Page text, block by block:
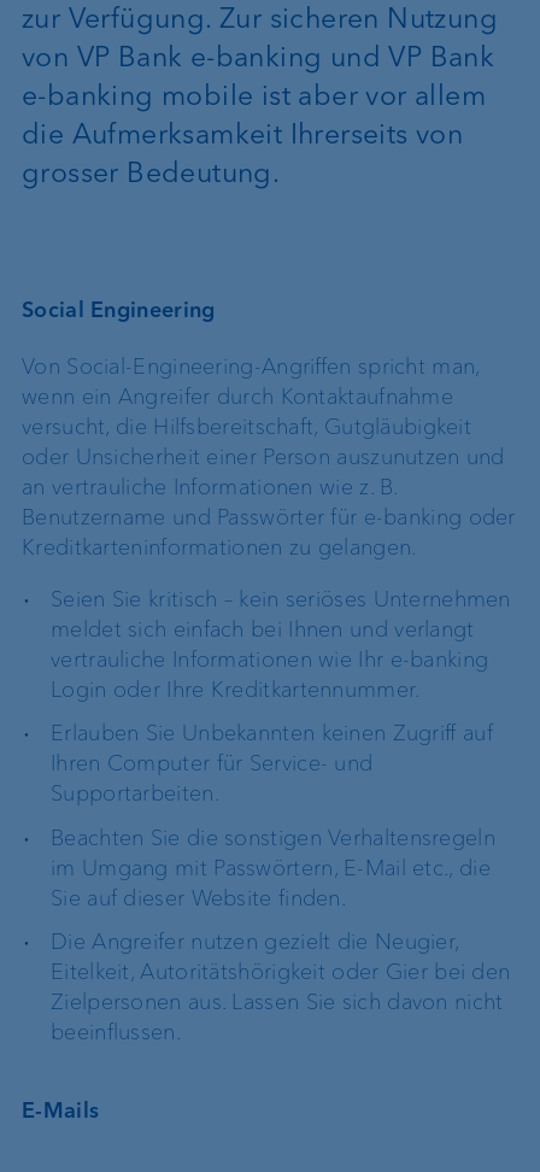
zur Verfügung. Zur sicheren Nutzung
von VP Bank e-banking und VP Bank
e-banking mobile ist aber vor allem
die Aufmerksamkeit Ihrerseits von
grosser Bedeutung.
Social Engineering
Von Social-Engineering-Angriffen spricht man,
wenn ein Angreifer durch Kontaktaufnahme
versucht, die Hilfsbereitschaft, Gutgläubigkeit
oder Unsicherheit einer Person auszunutzen und
an vertrauliche Informationen wie z. B.
Benutzername und Passwörter für e-banking oder
Kreditkarteninformationen zu gelangen.
Seien Sie kritisch – kein seriöses Unternehmen
meldet sich einfach bei Ihnen und verlangt
vertrauliche Informationen wie Ihr e-banking
Login oder Ihre Kreditkartennummer.
Erlauben Sie Unbekannten keinen Zugriff auf
Ihren Computer für Service- und
Supportarbeiten.
Beachten Sie die sonstigen Verhaltensregeln
im Umgang mit Passwörtern, E-Mail etc., die
Sie auf dieser Website finden.
Die Angreifer nutzen gezielt die Neugier,
Eitelkeit, Autoritätshörigkeit oder Gier bei den
Zielpersonen aus. Lassen Sie sich davon nicht
beeinflussen.
E-Mails